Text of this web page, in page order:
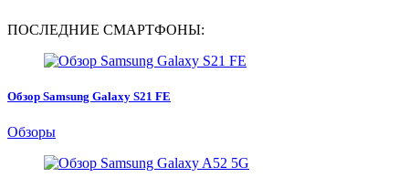
ПОСЛЕДНИЕ СМАРТФОНЫ:
Обзор Samsung Galaxy S21 FE
Обзоры